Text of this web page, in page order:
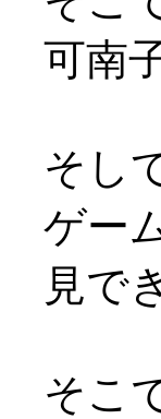
可南
そし
ゲー
見で
そこ